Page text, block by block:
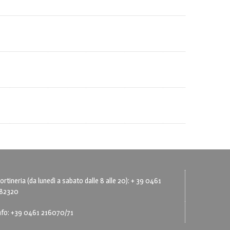
(da lunedì a sabato dalle 8 alle 20): + 39 0461
+39 0461 216070/71